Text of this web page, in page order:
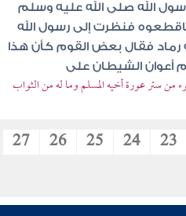
الله صلى الله عليه وسلم
فنظرت إلى رسول الله
فقال بعض القوم كأن هذا
أعوان الشيطان على
من ستر عورة أخيه المسلم وما له من الثواب
23
24
25
26
27